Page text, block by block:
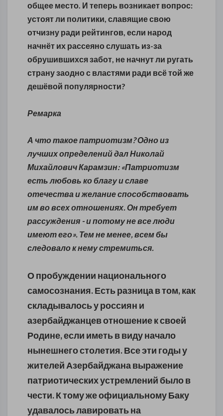
общее место. И теперь возникает вопрос:
устоят ли политики, славящие свою
отчизну ради рейтингов, если народ
начнёт их рассеяно слушать из-за
обрушившихся забот, не начнут ли ругать
страну заодно с властями ради всё той же
дешёвой популярности?
Ремарка
А что такое патриотизм? Одно из
лучших определений дал Николай
Михайлович Карамзин: «Патриотизм
есть любовь ко благу и славе
отечества и желание способствовать
им во всех отношениях. Он требует
рассуждения - и потому не все люди
имеют его». Тем не менее, всем бы
следовало к нему стремиться.
О пробуждении национального
самосознания. Есть разница в том, как
складывалось у россиян и
азербайджанцев отношение к своей
Родине, если иметь в виду начало
нынешнего столетия. Все эти годы у
жителей Азербайджана выражение
патриотических устремлений было в
чести. К тому же официальному Баку
удавалось лавировать на